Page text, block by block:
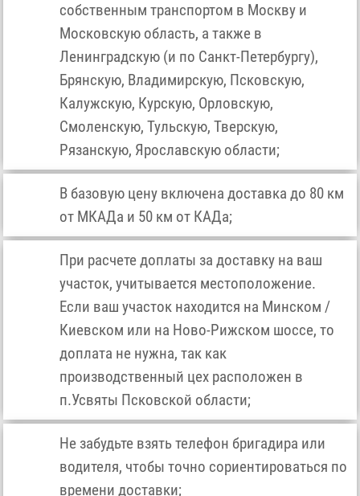
собственным транспортом в Москву и
Московскую область, а также в
Ленинградскую (и по Санкт-Петербургу),
Брянскую, Владимирскую, Псковскую,
Калужскую, Курскую, Орловскую,
Смоленскую, Тульскую, Тверскую,
Рязанскую, Ярославскую области;
В базовую цену включена доставка до 80 км
от МКАДа и 50 км от КАДа;
При расчете доплаты за доставку на ваш
участок, учитывается местоположение.
Если ваш участок находится на Минском /
Киевском или на Ново-Рижском шоссе, то
доплата не нужна, так как
производственный цех расположен в
п.Усвяты Псковской области;
Не забудьте взять телефон бригадира или
водителя, чтобы точно сориентироваться по
времени доставки;